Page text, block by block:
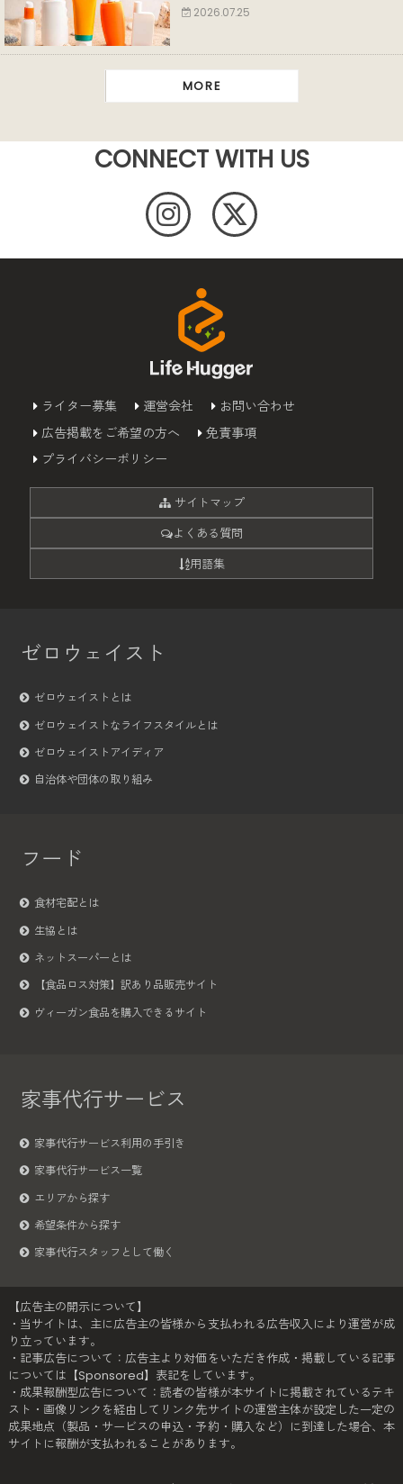
2026.07.25
MORE
CONNECT WITH US
ライター募集 運営会社
お問い合わせ
広告掲載をご希望の方へ
免責事項
プライバシーポリシー
サイトマップ
よくある質問
用語集
ゼロウェイスト
ゼロウェイストとは
ゼロウェイストなライフスタイルとは
ゼロウェイストアイディア
自治体や団体の取り組み
フード
食材宅配とは
生協とは
ネットスーパーとは
【食品ロス対策】訳あり品販売サイト
ヴィーガン食品を購入できるサイト
家事代行サービス
家事代行サービス利用の手引き
家事代行サービス一覧
エリアから探す
希望条件から探す
家事代行スタッフとして働く
【広告主の開示について】
・当サイトは、主に広告主の皆様から支払われる広告収入により運営が成
り立っています。
・記事広告について：広告主より対価をいただき作成・掲載している記事
については【Sponsored】表記をしています。
・成果報酬型広告について：読者の皆様が本サイトに掲載されているテキ
スト・画像リンクを経由してリンク先サイトの運営主体が設定した一定の
成果地点（製品・サービスの申込・予約・購入など）に到達した場合、本
サイトに報酬が支払われることがあります。